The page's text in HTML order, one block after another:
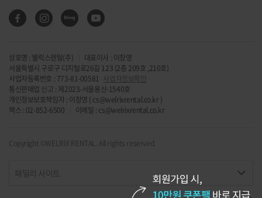
페
이
북
인
스
램
블
로
유
튜
널
상호명 : 웰릭스렌탈(주)
대표이사 : 이창영
서울특별시 구로구 디지털로26길 123 (2층 209호 ,210호)
사업자등록번호 : 773-81-00581
사업자정보확인
통신판매업 신고 : 제2023-서울용산-1540호
개인정보보호책임자 : 이창영 ( cs@welrixrental.co.kr )
팩스 : 02-852-6500
이메일 : cs@welrixrental.co.kr
Copyright ©WELRIX RENTAL. All rights reserved.
패밀리 사이트